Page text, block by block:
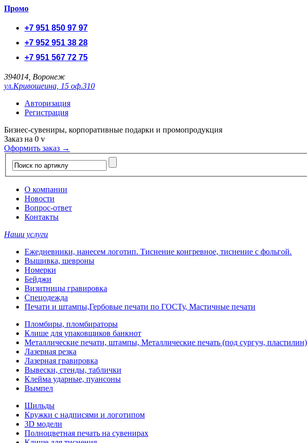
Промо
+7 951 850 97 97
+7 952 951 38 28
+7 951 567 72 75
394014, Воронеж
ул.Кривошеина, 15 оф.310
Авторизация
Регистрация
Бизнес-сувениры, корпоративные подарки и промопродукция
Заказ на 0 v
Оформить заказ →
О компании
Новости
Вопрос-ответ
Контакты
Наши услуги
Ежедневники, нанесем логотип. Тиснение конгревное, тиснение с фольгой.
Вышивка, шевроны
Номерки
Бейджи
Визитницы гравировка
Спецодежда
Печати и штампы,Гербовые печати по ГОСТу, Мастичные печати
Пломбиры, пломбираторы
Клише для упаковщиков банкнот
Металлические печати, штампы, Металлические печать (под сургуч,
Лазерная резка
Лазерная гравировка
Вывески, стенды, таблички
Клейма ударные, пуансоны
Вымпел
Шильды
Кружки с надписями и логотипом
3D модели
Полноцветная печать на сувенирах